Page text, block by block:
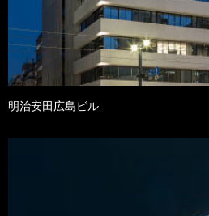
明治安田広島ビル